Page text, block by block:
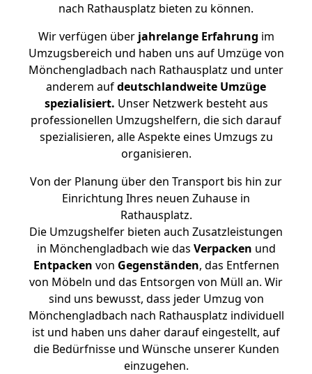
nach Rathausplatz bieten zu können.
Wir verfügen überjahrelange Erfahrung im
Umzugsbereich und haben uns auf Umzüge von
Mönchengladbach nach Rathausplatz und unter
anderem aufdeutschlandweite Umzüge
spezialisiert. Unser Netzwerk besteht aus
professionellen Umzugshelfern, die sich darauf
spezialisieren, alle Aspekte eines Umzugs zu
organisieren.
Von der Planung über den Transport bis hin zur
Einrichtung Ihres neuen Zuhause in
Rathausplatz.
Die Umzugshelfer bieten auch Zusatzleistungen
in Mönchengladbach wie das Verpacken und
Entpacken von Gegenständen, das Entfernen
von Möbeln und das Entsorgen von Müll an. Wir
sind uns bewusst, dass jeder Umzug von
Mönchengladbach nach Rathausplatz individuell
ist und haben uns daher darauf eingestellt, auf
die Bedürfnisse und Wünsche unserer Kunden
einzugehen.